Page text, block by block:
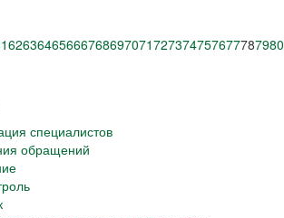
62636465666768697071727374757677787980
специалистов
обращений